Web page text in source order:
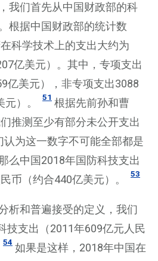
我们首先从中国财政部的科
根据中国财政部的统计数
科学技术上的支出大约为
亿美元）。其中，专项支出
亿美元），非专项支出3088
）。
51 根据先前孙和曹
推测至少有部分未公开支出
认为这一数字不可能全部都是
么中国2018年国防科技支出
币（约合440亿美元）。
53
析和普遍接受的定义，我们
技支出（2011年609亿元人民
54 如果是这样，2018年中国在